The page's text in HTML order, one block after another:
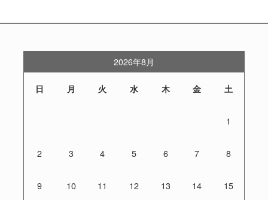
2026年8月
日 月 火 水 木 金 土
1
2 3 4 5 6 7 8
9 10 11 12 13 14 15